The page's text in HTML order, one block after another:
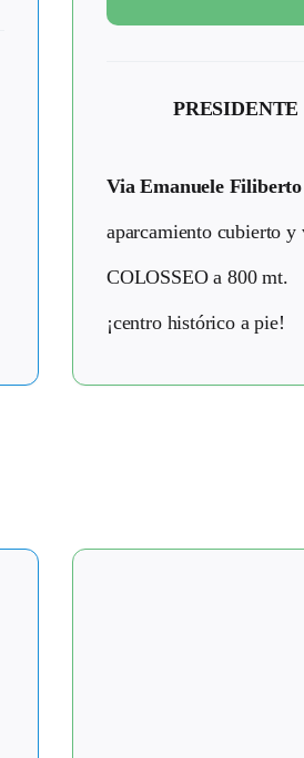
PRESIDENTE
Via Emanuele
aparcamiento cubierto
COLOSSEO a 800 mt.
¡centro histórico a pie!